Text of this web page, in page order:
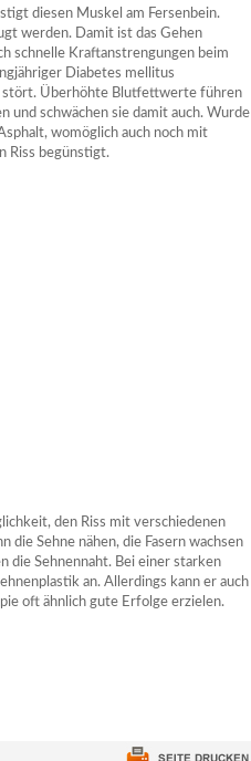
diesen Muskel am Fersenbein.
werden. Damit ist das Gehen
schnelle Kraftanstrengungen beim
Diabetes mellitus
stört. Überhöhte Blutfettwerte führen
und schwächen sie damit auch. Wurde
womöglich auch noch mit
Riss begünstigt.
den Riss mit verschiedenen
die Sehne nähen, die Fasern wachsen
die Sehnennaht. Bei einer starken
an. Allerdings kann er auch
oft ähnlich gute Erfolge erzielen.